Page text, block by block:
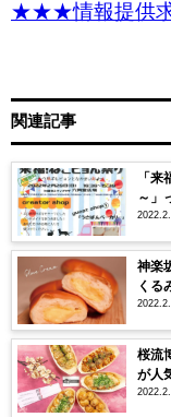
★★★情報提供
関連記事
「
～」
神楽
くる
桜流
が人